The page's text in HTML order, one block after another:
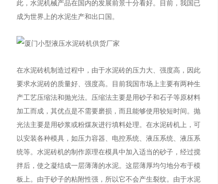
此，水泥机械产品在国内的发展前景十分看好。目前，我国已
成为世界上的水泥生产和出口国。
在水泥砖机制造过程中，由于水泥砖的压力大、强度高，因此
要求水泥砖的质量好、强度高。目前我国市场上主要有两种生
产工艺压缩法和抛光法。压缩法主要是用砂子和石子等原材料
加工而成，其优点是不需要磨损，而且能够使用较短时间。抛
光法主要是用砂浆或粉煤灰进行填料处理。在水泥砖机上，可
以安装各种模具，如压力容器、电控系统、液压系统、液压系
统等。水泥砖机的制作原理在模具中加入适当的砂子，经过搅
拌后，使之凝结成一层薄薄的水泥。这层薄厚均匀地分布于模
板上。由于砂子的粘附性强，所以它不会产生裂纹。由于水泥